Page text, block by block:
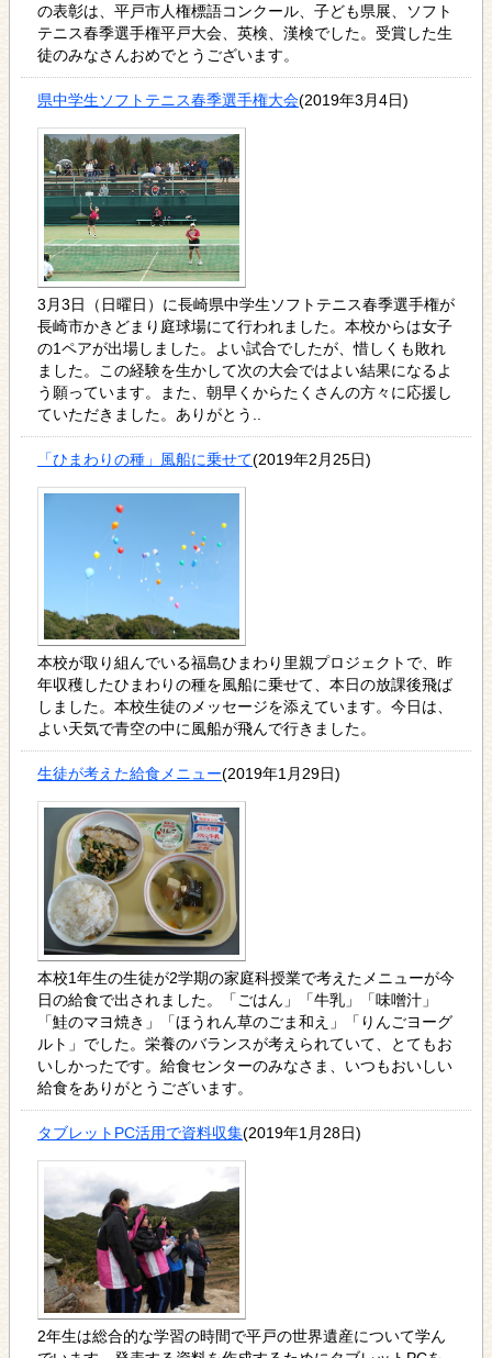
の表彰は、平戸市人権標語コンクール、子ども県展、ソフト
テニス春季選手権平戸大会、英検、漢検でした。受賞した生
徒のみなさんおめでとうございます。
県中学生ソフトテニス春季選手権大会(2019年3月4日)
3月3日（日曜日）に長崎県中学生ソフトテニス春季選手権が
長崎市かきどまり庭球場にて行われました。本校からは女子
の1ペアが出場しました。よい試合でしたが、惜しくも敗れ
ました。この経験を生かして次の大会ではよい結果になるよ
う願っています。また、朝早くからたくさんの方々に応援し
ていただきました。ありがとう..
「ひまわりの種」風船に乗せて(2019年2月25日)
本校が取り組んでいる福島ひまわり里親プロジェクトで、昨
年収穫したひまわりの種を風船に乗せて、本日の放課後飛ば
しました。本校生徒のメッセージを添えています。今日は、
よい天気で青空の中に風船が飛んで行きました。
生徒が考えた給食メニュー(2019年1月29日)
本校1年生の生徒が2学期の家庭科授業で考えたメニューが今
日の給食で出されました。「ごはん」「牛乳」「味噌汁」
「鮭のマヨ焼き」「ほうれん草のごま和え」「りんごヨーグ
ルト」でした。栄養のバランスが考えられていて、とてもお
いしかったです。給食センターのみなさま、いつもおいしい
給食をありがとうございます。
タブレットPC活用で資料収集(2019年1月28日)
2年生は総合的な学習の時間で平戸の世界遺産について学ん